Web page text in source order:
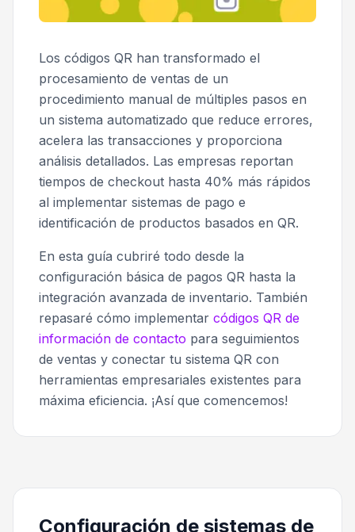
Los códigos QR han transformado el
procesamiento de ventas de un
procedimiento manual de múltiples pasos en
un sistema automatizado que reduce errores,
acelera las transacciones y proporciona
análisis detallados. Las empresas reportan
tiempos de checkout hasta 40% más rápidos
al implementar sistemas de pago e
identificación de productos basados en QR.
En esta guía cubriré todo desde la
configuración básica de pagos QR hasta la
integración avanzada de inventario. También
repasaré cómo implementar códigos QR de
información de contacto para seguimientos
de ventas y conectar tu sistema QR con
herramientas empresariales existentes para
máxima eficiencia. ¡Así que comencemos!
Configuración de sistemas de